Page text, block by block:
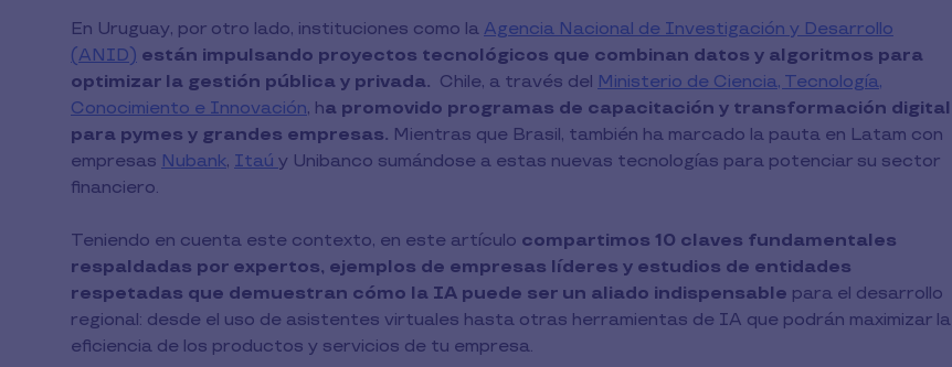
En Uruguay, por otro lado, instituciones como la Agencia Nacional de Investigación y Desarrollo
(ANID) están impulsando proyectos tecnológicos que combinan datos y algoritmos para
optimizar la gestión pública y privada. Chile, a través del Ministerio de Ciencia, Tecnología,
Conocimiento e Innovación, ha promovido programas de capacitación y transformación digital
para pymes y grandes empresas. Mientras que Brasil, también ha marcado la pauta en Latam con
empresas Nubank, Itaú y Unibanco sumándose a estas nuevas tecnologías para potenciar su sector
financiero.
Teniendo en cuenta este contexto, en este artículo compartimos 10 claves fundamentales
respaldadas por expertos, ejemplos de empresas líderes y estudios de entidades
respetadas que demuestran cómo la IA puede ser un aliado indispensable para el desarrollo
regional: desde el uso de asistentes virtuales hasta otras herramientas de IA que podrán maximizar la
eficiencia de los productos y servicios de tu empresa.